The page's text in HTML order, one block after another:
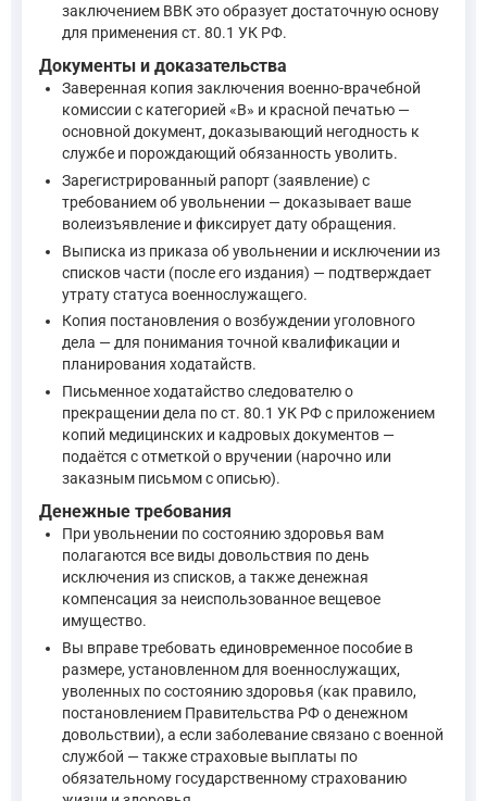
заключением ВВК это образует достаточную основу
для применения ст. 80.1 УК РФ.
Документы и доказательства
Заверенная копия заключения военно-врачебной
комиссии с категорией «В» и красной печатью —
основной документ, доказывающий негодность к
службе и порождающий обязанность уволить.
Зарегистрированный рапорт (заявление) с
требованием об увольнении — доказывает ваше
волеизъявление и фиксирует дату обращения.
Выписка из приказа об увольнении и исключении из
списков части (после его издания) — подтверждает
утрату статуса военнослужащего.
Копия постановления о возбуждении уголовного
дела — для понимания точной квалификации и
планирования ходатайств.
Письменное ходатайство следователю о
прекращении дела по ст. 80.1 УК РФ с приложением
копий медицинских и кадровых документов —
подаётся с отметкой о вручении (нарочно или
заказным письмом с описью).
Денежные требования
При увольнении по состоянию здоровья вам
полагаются все виды довольствия по день
исключения из списков, а также денежная
компенсация за неиспользованное вещевое
имущество.
Вы вправе требовать единовременное пособие в
размере, установленном для военнослужащих,
уволенных по состоянию здоровья (как правило,
постановлением Правительства РФ о денежном
довольствии), а если заболевание связано с военной
службой — также страховые выплаты по
обязательному государственному страхованию